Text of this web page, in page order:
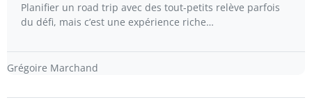
Planifier un road trip avec des tout-petits relève parfois
du défi, mais c’est une expérience riche…
Grégoire Marchand